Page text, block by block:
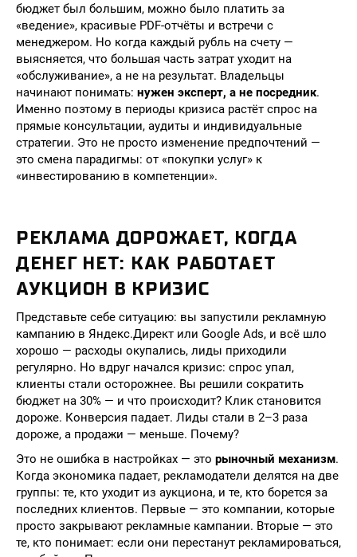
бюджет был большим, можно было платить за
«ведение», красивые PDF-отчёты и встречи с
менеджером. Но когда каждый рубль на счету —
выясняется, что большая часть затрат уходит на
«обслуживание», а не на результат. Владельцы
начинают понимать: нужен эксперт, а не посредник.
Именно поэтому в периоды кризиса растёт спрос на
прямые консультации, аудиты и индивидуальные
стратегии. Это не просто изменение предпочтений —
это смена парадигмы: от «покупки услуг» к
«инвестированию в компетенции».
РЕКЛАМА ДОРОЖАЕТ, КОГДА
ДЕНЕГ НЕТ: КАК РАБОТАЕТ
АУКЦИОН В КРИЗИС
Представьте себе ситуацию: вы запустили рекламную
кампанию в Яндекс.Директ или Google Ads, и всё шло
хорошо — расходы окупались, лиды приходили
регулярно. Но вдруг начался кризис: спрос упал,
клиенты стали осторожнее. Вы решили сократить
бюджет на 30% — и что происходит? Клик становится
дороже. Конверсия падает. Лиды стали в 2–3 раза
дороже, а продажи — меньше. Почему?
Это не ошибка в настройках — это рыночный механизм.
Когда экономика падает, рекламодатели делятся на две
группы: те, кто уходит из аукциона, и те, кто борется за
последних клиентов. Первые — это компании, которые
просто закрывают рекламные кампании. Вторые — это
те, кто понимает: если они перестанут рекламироваться,